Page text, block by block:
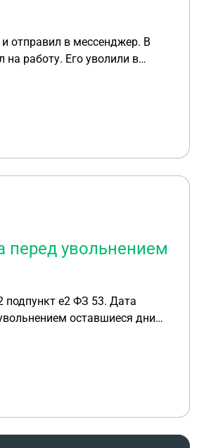
отправил в мессенджер. В
работу. Его уволили в
по статье прогул. Но
инстанции его иск
порядок уведомления
причинил ущерб
перед увольнением
подпункт е2 ФЗ 53. Дата
оставшиеся дни